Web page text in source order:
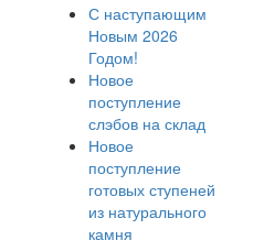
С наступающим
Новым 2026
Годом!
Новое
поступление
слэбов на склад
Новое
поступление
готовых ступеней
из натурального
камня